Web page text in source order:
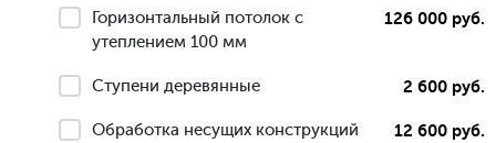
Горизонтальный потолок с
утеплением 100 мм
126 000 руб.
Ступени деревянные 2 600 руб.
Обработка несущих конструкций
12 600 руб.